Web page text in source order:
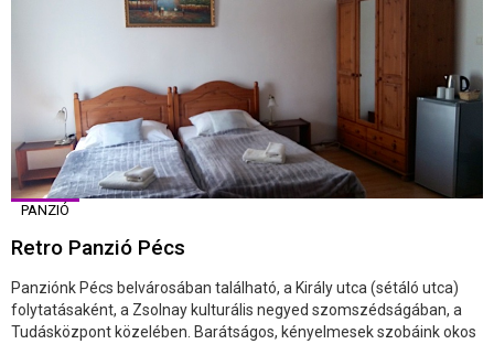
PANZIÓ
Retro Panzió Pécs
Panziónk Pécs belvárosában található, a Király utca (sétáló utca)
folytatásaként, a Zsolnay kulturális negyed szomszédságában, a
Tudásközpont közelében. Barátságos, kényelmesek szobáink okos